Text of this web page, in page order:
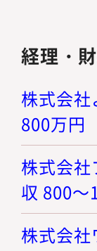
経理・
株式会
800万円
株式会
収 800～
株式会